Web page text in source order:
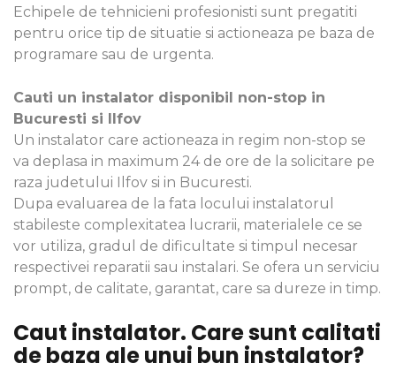
Echipele de tehnicieni profesionisti sunt pregatiti
pentru orice tip de situatie si actioneaza pe baza de
programare sau de urgenta.
Cauti un instalator disponibil non-stop in
Bucuresti si Ilfov
Un instalator care actioneaza in regim non-stop se
va deplasa in maximum 24 de ore de la solicitare pe
raza judetului Ilfov si in Bucuresti.
Dupa evaluarea de la fata locului instalatorul
stabileste complexitatea lucrarii, materialele ce se
vor utiliza, gradul de dificultate si timpul necesar
respectivei reparatii sau instalari. Se ofera un serviciu
prompt, de calitate, garantat, care sa dureze in timp.
Caut instalator. Care sunt calitati
de baza ale unui bun instalator?